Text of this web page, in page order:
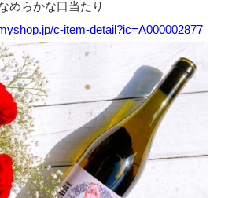
めらかな口当たり
c-item-detail?ic=A000002877